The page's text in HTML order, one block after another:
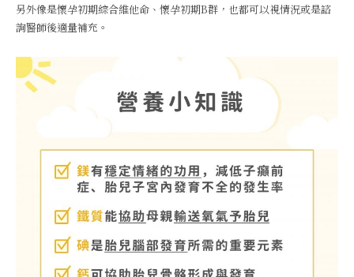
另外像是懷孕初期綜合維他命、懷孕初期B群，也都可以視情況或是諮
詢醫師後適量補充。